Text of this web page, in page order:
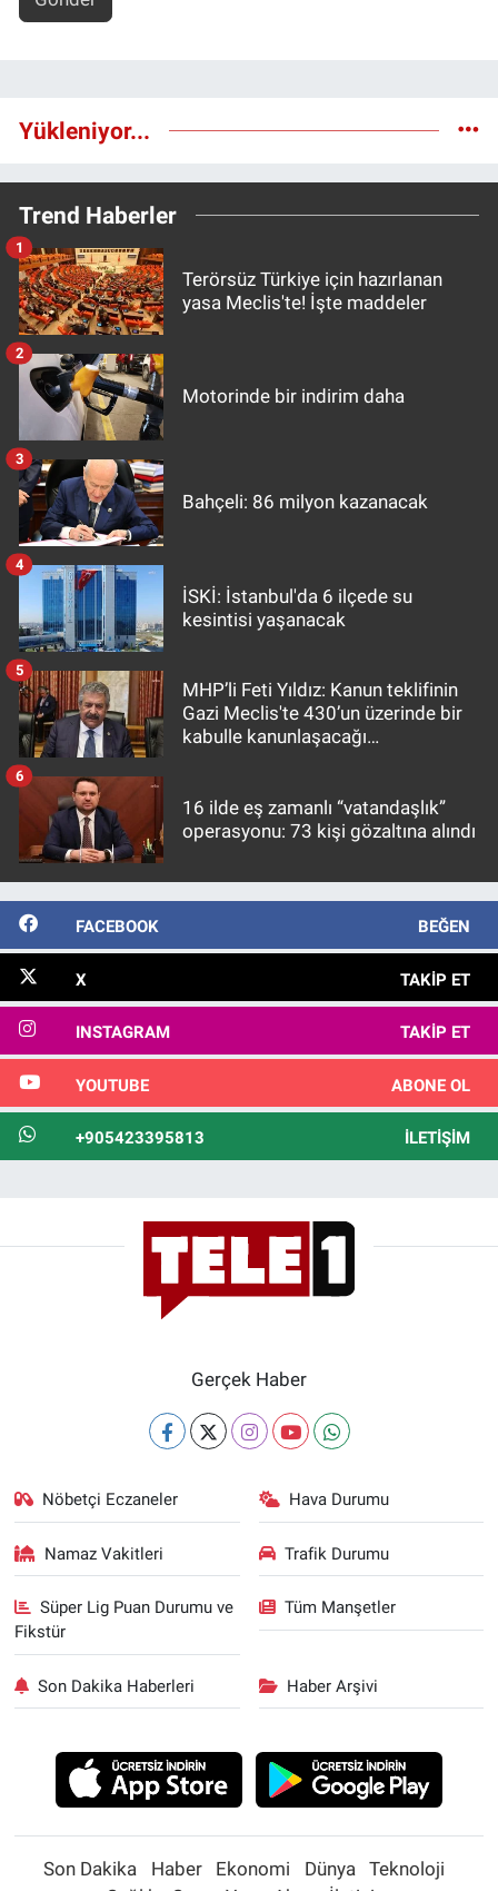
Yükleniyor...
Trend Haberler
Terörsüz Türkiye için hazırlanan
yasa Meclis'te! İşte maddeler
1
Motorinde bir indirim daha
2
Bahçeli: 86 milyon kazanacak
3
İSKİ: İstanbul'da 6 ilçede su
kesintisi yaşanacak
4
MHP’li Feti Yıldız: Kanun teklifinin
Gazi Meclis'te 430’un üzerinde bir
kabulle kanunlaşacağı
5
16 ilde eş zamanlı “vatandaşlık”
operasyonu: 73 kişi gözaltına alındı
6
FACEBOOK BEĞEN
X TAKIP ET
INSTAGRAM TAKIP ET
YOUTUBE ABONE OL
+905423395813 İLETIŞIM
Gerçek Haber
Nöbetçi Eczaneler Hava Durumu
Namaz Vakitleri Trafik Durumu
Süper Lig Puan Durumu ve
Fikstür
Tüm Manşetler
Son Dakika Haberleri Haber Arşivi
Son Dakika Haber Ekonomi Dünya
Teknoloji